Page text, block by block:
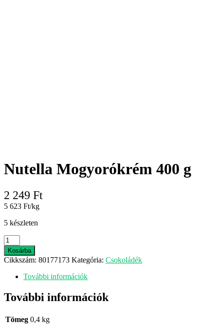
Nutella Mogyorókrém 400 g
2 249 Ft
5 623 Ft/kg
5 készleten
Nutella
Mogyorókrém
400
g
mennyiség
Kosárba
Cikkszám: 80177173 Kategória: Csokoládék
További információk
További információk
Tömeg 0,4 kg